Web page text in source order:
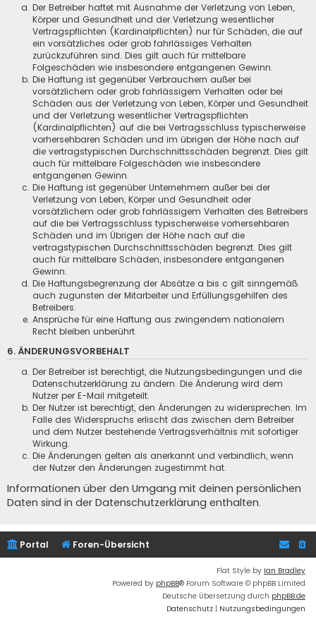
Der Betreiber haftet mit Ausnahme der Verletzung von Leben,
Körper und Gesundheit und der Verletzung wesentlicher
Vertragspflichten (Kardinalpflichten) nur für Schäden, die auf
ein vorsätzliches oder grob fahrlässiges Verhalten
zurückzuführen sind. Dies gilt auch für mittelbare
Folgeschäden wie insbesondere entgangenen Gewinn.
Die Haftung ist gegenüber Verbrauchern außer bei
vorsätzlichem oder grob fahrlässigem Verhalten oder bei
Schäden aus der Verletzung von Leben, Körper und Gesundheit
und der Verletzung wesentlicher Vertragspflichten
(Kardinalpflichten) auf die bei Vertragsschluss typischerweise
vorhersehbaren Schäden und im übrigen der Höhe nach auf
die vertragstypischen Durchschnittsschäden begrenzt. Dies gilt
auch für mittelbare Folgeschäden wie insbesondere
entgangenen Gewinn.
Die Haftung ist gegenüber Unternehmern außer bei der
Verletzung von Leben, Körper und Gesundheit oder
vorsätzlichem oder grob fahrlässigem Verhalten des Betreibers
auf die bei Vertragsschluss typischerweise vorhersehbaren
Schäden und im Übrigen der Höhe nach auf die
vertragstypischen Durchschnittsschäden begrenzt. Dies gilt
auch für mittelbare Schäden, insbesondere entgangenen
Gewinn.
Die Haftungsbegrenzung der Absätze a bis c gilt sinngemäß
auch zugunsten der Mitarbeiter und Erfüllungsgehilfen des
Betreibers.
Ansprüche für eine Haftung aus zwingendem nationalem
Recht bleiben unberührt.
6. ÄNDERUNGSVORBEHALT
Der Betreiber ist berechtigt, die Nutzungsbedingungen und die
Datenschutzerklärung zu ändern. Die Änderung wird dem
Nutzer per E-Mail mitgeteilt.
Der Nutzer ist berechtigt, den Änderungen zu widersprechen. Im
Falle des Widerspruchs erlischt das zwischen dem Betreiber
und dem Nutzer bestehende Vertragsverhältnis mit sofortiger
Wirkung.
Die Änderungen gelten als anerkannt und verbindlich, wenn
der Nutzer den Änderungen zugestimmt hat.
Informationen über den Umgang mit deinen persönlichen
Daten sind in der Datenschutzerklärung enthalten.
Portal Foren-Übersicht
Flat Style by Ian Bradley
Powered by phpBB® Forum Software © phpBB Limited
Deutsche Übersetzung durch phpBB.de
Datenschutz | Nutzungsbedingungen